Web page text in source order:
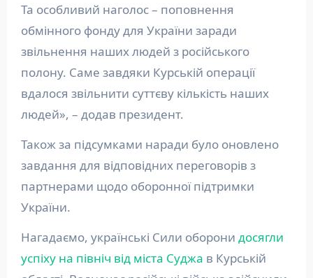
Та особливий наголос – поповнення
обмінного фонду для України заради
звільнення наших людей з російського
полону. Саме завдяки Курській операції
вдалося звільнити суттєву кількість наших
людей», – додав президент.
Також за підсумками наради було оновлено
завдання для відповідних переговорів з
партнерами щодо оборонної підтримки
України.
Нагадаємо, українські Сили оборони досягли
успіху на північ від міста Суджа в Курській